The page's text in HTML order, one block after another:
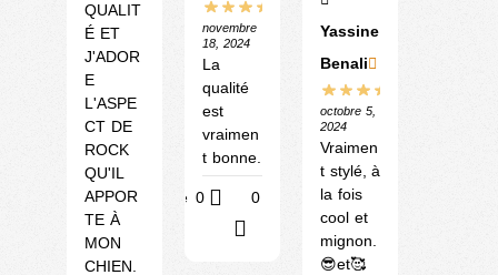
QUALIT
É ET
J'ADOR
E
L'ASPE
CT DE
ROCK
QU'IL
APPOR
TE À
MON
CHIEN.
novembre
18, 2024
La
qualité
est
vraimen
t bonne.
Utile 0 0
Yassine
Benali
octobre 5,
2024
Vraimen
t stylé, à
la fois
cool et
mignon.
😎et🥰